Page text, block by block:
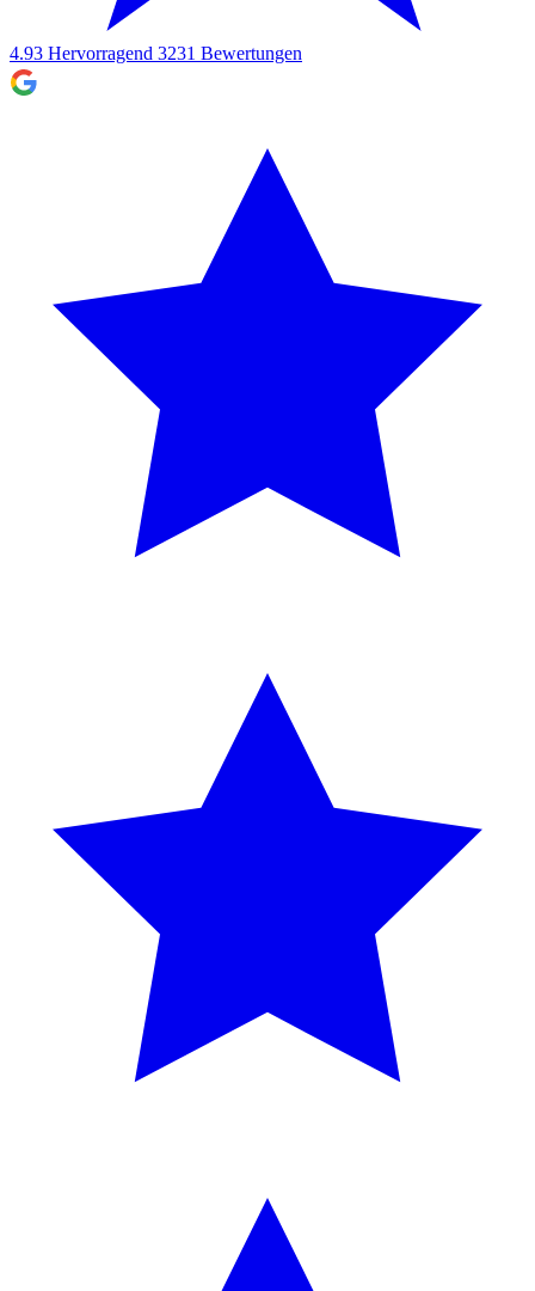
4.93 Hervorragend 3231 Bewertungen